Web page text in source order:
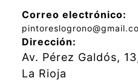
Correo electrónico:
Dirección:
Av. Pérez Galdós,
La Rioja